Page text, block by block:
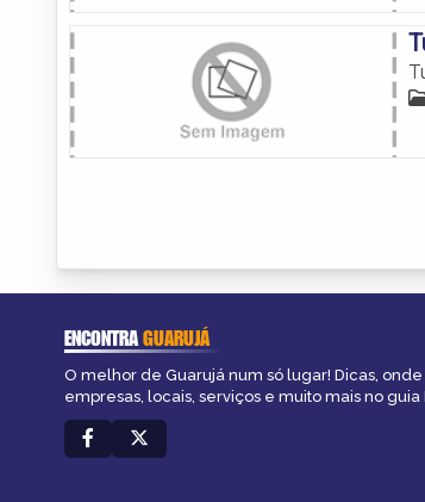
ENCONTRAGUARUJÁ
O melhor de Guarujá num só lugar! Dicas,
empresas, locais, serviços e muito mais no guia